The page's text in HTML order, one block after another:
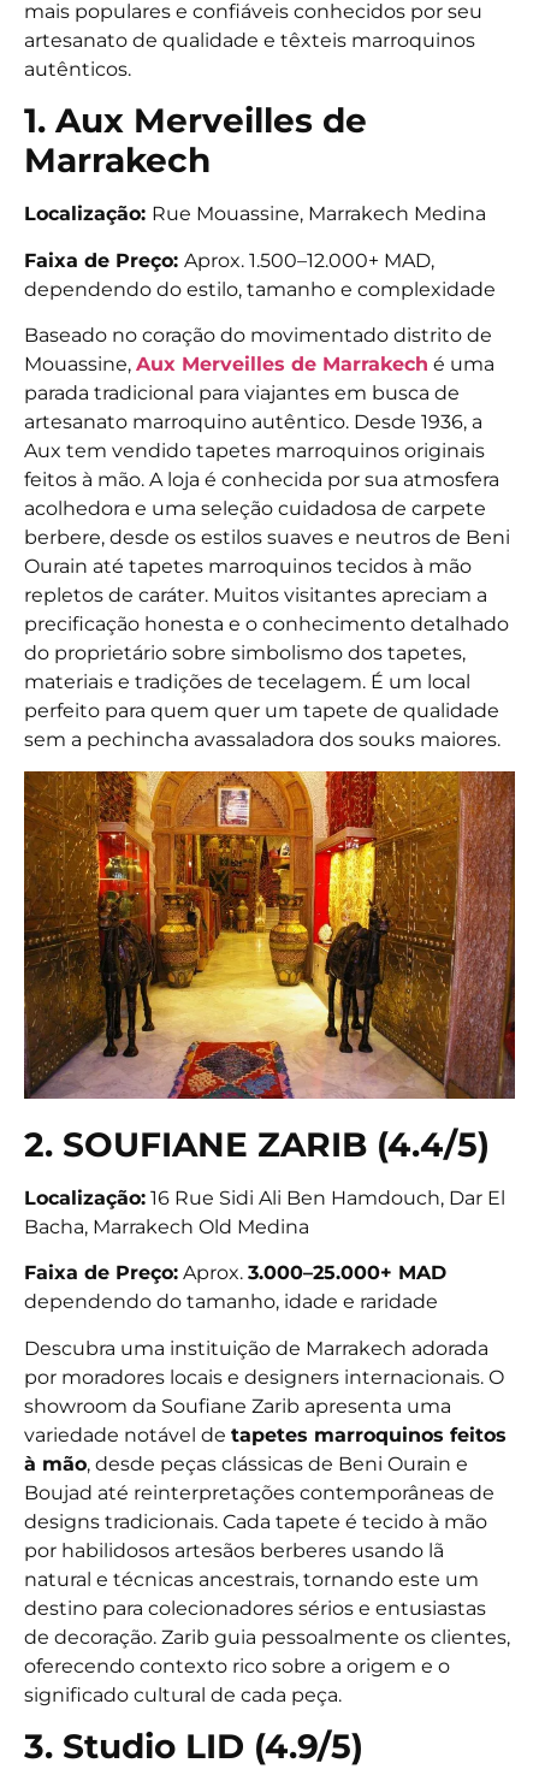
mais populares e confiáveis conhecidos por seu
artesanato de qualidade e têxteis marroquinos
autênticos.
1. Aux Merveilles de
Marrakech
Localização: Rue Mouassine, Marrakech Medina
Faixa de Preço: Aprox. 1.500–12.000+ MAD,
dependendo do estilo, tamanho e complexidade
Baseado no coração do movimentado distrito de
Mouassine, Aux Merveilles de Marrakech é uma
parada tradicional para viajantes em busca de
artesanato marroquino autêntico. Desde 1936, a
Aux tem vendido tapetes marroquinos originais
feitos à mão. A loja é conhecida por sua atmosfera
acolhedora e uma seleção cuidadosa de carpete
berbere, desde os estilos suaves e neutros de Beni
Ourain até tapetes marroquinos tecidos à mão
repletos de caráter. Muitos visitantes apreciam a
precificação honesta e o conhecimento detalhado
do proprietário sobre simbolismo dos tapetes,
materiais e tradições de tecelagem. É um local
perfeito para quem quer um tapete de qualidade
sem a pechincha avassaladora dos souks maiores.
2. SOUFIANE ZARIB (4.4/5)
Localização: 16 Rue Sidi Ali Ben Hamdouch, Dar El
Bacha, Marrakech Old Medina
Faixa de Preço: Aprox. 3.000–25.000+ MAD
dependendo do tamanho, idade e raridade
Descubra uma instituição de Marrakech adorada
por moradores locais e designers internacionais. O
showroom da Soufiane Zarib apresenta uma
variedade notável de tapetes marroquinos feitos
à mão, desde peças clássicas de Beni Ourain e
Boujad até reinterpretações contemporâneas de
designs tradicionais. Cada tapete é tecido à mão
por habilidosos artesãos berberes usando lã
natural e técnicas ancestrais, tornando este um
destino para colecionadores sérios e entusiastas
de decoração. Zarib guia pessoalmente os clientes,
oferecendo contexto rico sobre a origem e o
significado cultural de cada peça.
3. Studio LID (4.9/5)